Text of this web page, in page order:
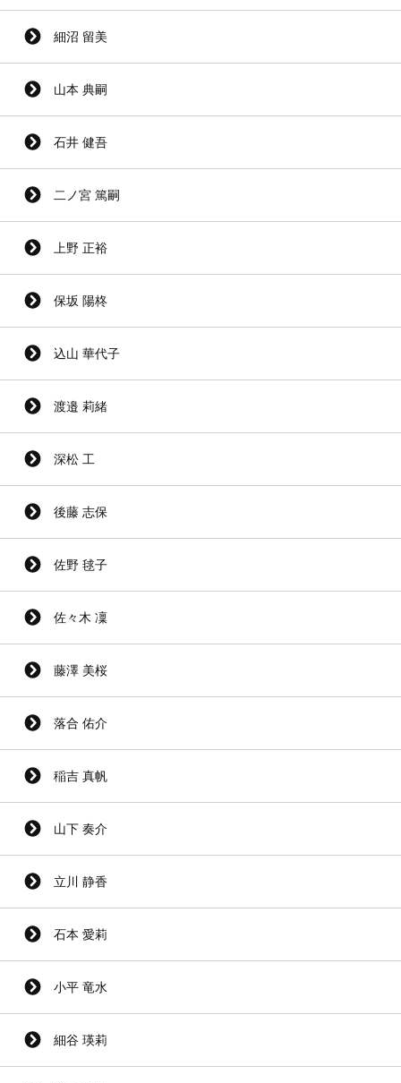
細沼 留美
山本 典嗣
石井 健吾
二ノ宮 篤嗣
上野 正裕
保坂 陽柊
込山 華代子
渡邉 莉緒
深松 工
後藤 志保
佐野 毬子
佐々木 凜
藤澤 美桜
落合 佑介
稲吉 真帆
山下 奏介
立川 静香
石本 愛莉
小平 竜水
細谷 瑛莉